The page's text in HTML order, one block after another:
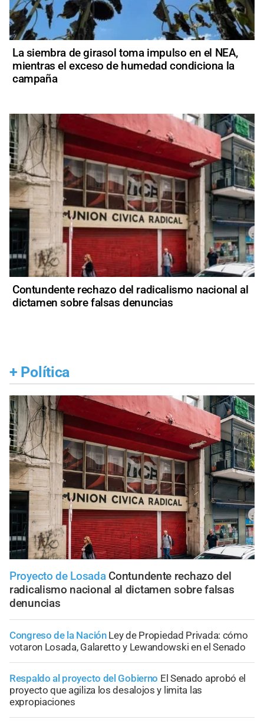
La siembra de girasol toma impulso en el NEA,
mientras el exceso de humedad condiciona la
campaña
Contundente rechazo del radicalismo nacional al
dictamen sobre falsas denuncias
+ Política
Proyecto de Losada Contundente rechazo del
radicalismo nacional al dictamen sobre falsas
denuncias
Congreso de la Nación Ley de Propiedad Privada: cómo
votaron Losada, Galaretto y Lewandowski en el Senado
Respaldo al proyecto del Gobierno El Senado aprobó el
proyecto que agiliza los desalojos y limita las
expropiaciones